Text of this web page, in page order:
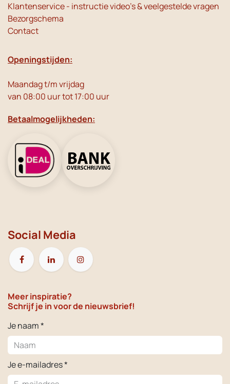
Klantenservice - instructie video's & veelgestelde vragen
Bezorgschema
Contact
Openingstijden:
Maandag t/m vrijdag
van 08:00 uur tot 17:00 uur
Betaalmogelijkheden:
Social Media
Meer inspiratie?
Schrijf je in voor de nieuwsbrief!
Je naam *
Je e-mailadres *